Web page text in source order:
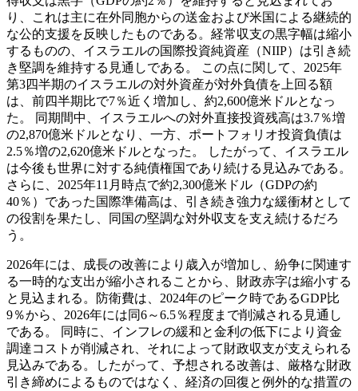
り、これは主に在外同胞からの送金および米国による継続的
な公的支援を反映したものである。経常収支の黒字幅は縮小
するものの、イスラエルの国際投資純資産（NIIP）は引き続
き堅調を維持する見通しである。 この点に関して、2025年
第3四半期のイスラエルの対外資産が対外負債を上回る額
は、前四半期比で7％近く増加し、約2,600億米ドルとなっ
た。 同期間中、イスラエルへの対外直接投資残高は3.7％増
の2,870億米ドルとなり、一方、ポートフォリオ投資負債は
2.5％増の2,620億米ドルとなった。 したがって、イスラエル
は今後も世界に対する純債権国であり続ける見込みである。
さらに、2025年11月時点で約2,300億米ドル（GDPの約
40％）であった国際準備高は、引き続き強力な緩衝材として
の役割を果たし、同国の堅調な対外収支を支え続けるだろ
う。
2026年には、成長の改善により歳入が増加し、紛争に関連す
る一時的な支出が縮小されることから、財政赤字は縮小する
と見込まれる。防衛費は、2024年のピーク時であるGDP比
9％から、2026年には同6～6.5％程度まで削減される見通し
である。 同時に、インフレの緩和と金利の低下により資金
調達コストが削減され、それによって財政収支が支えられる
見込みである。したがって、予想される改善は、厳格な財政
引き締めによるものではなく、経済の回復と例外的な措置の